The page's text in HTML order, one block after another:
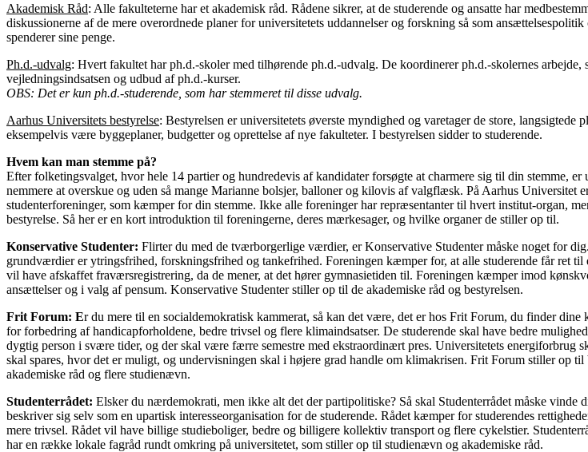
Akademisk Råd: Alle fakulteterne har et akademisk råd. Rådene sikrer, at de studerende og ansatte har
diskussionerne af de mere overordnede planer for universitetets uddannelser og forskning så som
spenderer sine penge.
Ph.d.-udvalg: Hvert fakultet har ph.d.-skoler med tilhørende ph.d.-udvalg. De koordinerer ph.d.-skolernes arbejde,
vejledningsindsatsen og udbud af ph.d.-kurser.
OBS: Det er kun ph.d.-studerende, som har stemmeret til disse udvalg.
Aarhus Universitets bestyrelse: Bestyrelsen er universitetets øverste myndighed og varetager de store, langsigtede
eksempelvis være byggeplaner, budgetter og oprettelse af nye fakulteter. I bestyrelsen sidder to studerende.
Hvem kan man stemme på?
Efter folketingsvalget, hvor hele 14 partier og hundredevis af kandidater forsøgte at charmere sig til din stemme, er
nemmere at overskue og uden så mange Marianne bolsjer, balloner og kilovis af valgflæsk. På Aarhus Universitet
studenterforeninger, som kæmper for din stemme. Ikke alle foreninger har repræsentanter til hvert institut-organ,
bestyrelse. Så her er en kort introduktion til foreningerne, deres mærkesager, og hvilke organer de stiller op til.
Konservative Studenter: Flirter du med de tværborgerlige værdier, er Konservative Studenter måske noget for
grundværdier er ytringsfrihed, forskningsfrihed og tankefrihed. Foreningen kæmper for, at alle studerende får ret til
vil have afskaffet fraværsregistrering, da de mener, at det hører gymnasietiden til. Foreningen kæmper imod
ansættelser og i valg af pensum. Konservative Studenter stiller op til de akademiske råd og bestyrelsen.
Frit Forum: Er du mere til en socialdemokratisk kammerat, så kan det være, det er hos Frit Forum, du finder
for forbedring af handicapforholdene, bedre trivsel og flere klimaindsatser. De studerende skal have bedre
dygtig person i svære tider, og der skal være færre semestre med ekstraordinært pres. Universitetets energiforbrug
skal spares, hvor det er muligt, og undervisningen skal i højere grad handle om klimakrisen. Frit Forum stiller op
akademiske råd og flere studienævn.
Studenterrådet: Elsker du nærdemokrati, men ikke alt det der partipolitiske? Så skal Studenterrådet måske vinde
beskriver sig selv som en upartisk interesseorganisation for de studerende. Rådet kæmper for studerendes
mere trivsel. Rådet vil have billige studieboliger, bedre og billigere kollektiv transport og flere cykelstier.
har en række lokale fagråd rundt omkring på universitetet, som stiller op til studienævn og akademiske råd.